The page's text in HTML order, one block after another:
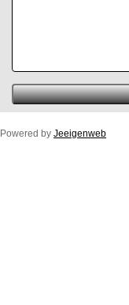
Powered by Jeeigenweb